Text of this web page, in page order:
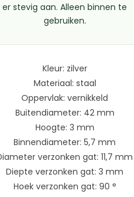
er stevig aan. Alleen binnen te
gebruiken.
Kleur: zilver
Materiaal: staal
Oppervlak: vernikkeld
Buitendiameter: 42 mm
Hoogte: 3 mm
Binnendiameter: 5,7 mm
verzonken gat: 11,7 mm
Diepte verzonken gat: 3 mm
Hoek verzonken gat: 90 °